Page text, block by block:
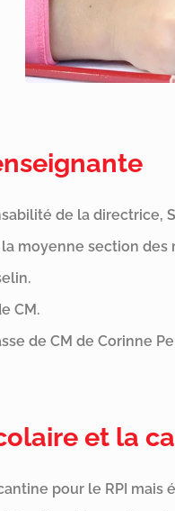
de la directrice,
moyenne section des
CM.
de CM de Corinne
et la
pour le RPI mais